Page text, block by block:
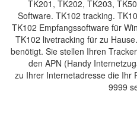
TK201, TK202, TK203,
Software. TK102 tracking.
TK102 Empfangssoftware für
TK102 livetracking für zu
benötigt. Sie stellen Ihren
den APN (Handy
zu Ihrer Internetadresse die Ihr
9999